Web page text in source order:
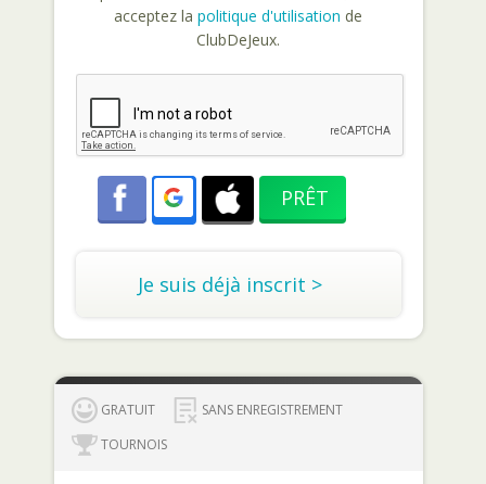
acceptez la politique d'utilisation de
ClubDeJeux.
Je suis déjà inscrit >
GRATUIT
SANS ENREGISTREMENT
TOURNOIS